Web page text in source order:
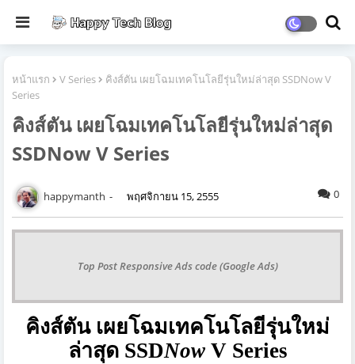
หน้าแรก V Series
คิงส์ตัน เผยโฉมเทคโนโลยีรุ่นใหม่ล่าสุด SSDNow V
Series
คิงส์ตัน เผยโฉมเทคโนโลยีรุ่นใหม่ล่าสุด
SSDNow V Series
happymanth พฤศจิกายน 15, 2555 0
Top Post Responsive Ads code (Google Ads)
คิงส์ตัน เผยโฉมเทคโนโลยีรุ่นใหม่
ล่าสุด SSDNow V Series